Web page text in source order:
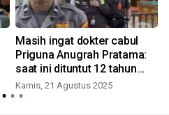
Masih ingat dokter cabul
Priguna Anugrah Pratama:
saat ini dituntut 12 tahun
penjara
Kamis, 21 Agustus 2025